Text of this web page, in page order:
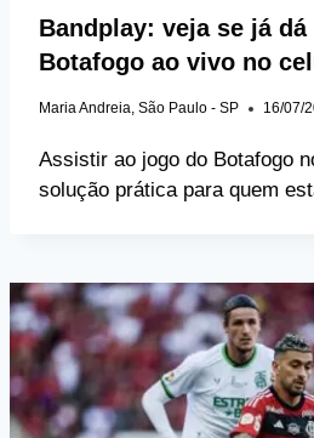
Bandplay: veja se já
Botafogo ao vivo no
Maria Andreia, São Paulo - SP 16/07/
Assistir ao jogo do Botafogo
solução prática para quem